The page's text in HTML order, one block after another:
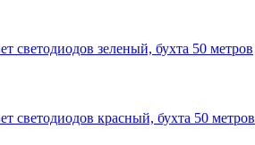
светодиодов зеленый, бухта 50 метров
светодиодов красный, бухта 50 метров